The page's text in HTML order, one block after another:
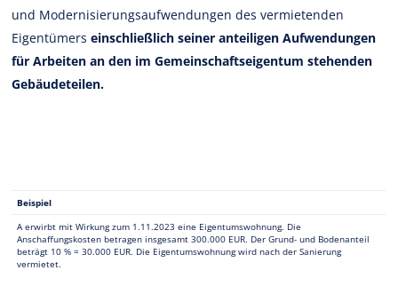
und Modernisierungsaufwendungen des vermietenden
Eigentümerseinschließlich seiner anteiligen Aufwendungen
für Arbeiten an den im Gemeinschaftseigentum stehenden
Gebäudeteilen.
Beispiel
A erwirbt mit Wirkung zum 1.11.2023 eine Eigentumswohnung. Die
Anschaffungskosten betragen insgesamt 300.000 EUR. Der Grund- und Bodenanteil
beträgt 10 % = 30.000 EUR. Die Eigentumswohnung wird nach der Sanierung
vermietet.